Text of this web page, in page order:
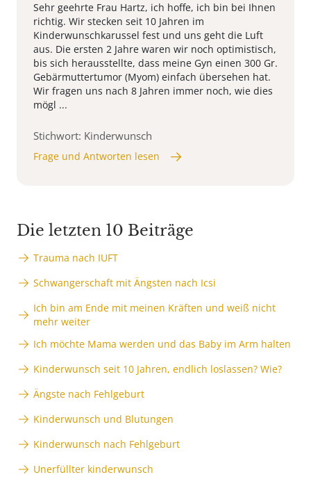
Sehr geehrte Frau Hartz, ich hoffe, ich bin bei Ihnen
richtig. Wir stecken seit 10 Jahren im
Kinderwunschkarussel fest und uns geht die Luft
aus. Die ersten 2 Jahre waren wir noch optimistisch,
bis sich herausstellte, dass meine Gyn einen 300 Gr.
Gebärmuttertumor (Myom) einfach übersehen hat.
Wir fragen uns nach 8 Jahren immer noch, wie dies
mögl ...
Stichwort: Kinderwunsch
Frage und Antworten lesen
Die letzten 10 Beiträge
Trauma nach IUFT
Schwangerschaft mit Ängsten nach Icsi
Ich bin am Ende mit meinen Kräften und weiß nicht
mehr weiter
Ich möchte Mama werden und das Baby im Arm halten
Kinderwunsch seit 10 Jahren, endlich loslassen? Wie?
Ängste nach Fehlgeburt
Kinderwunsch und Blutungen
Kinderwunsch nach Fehlgeburt
Unerfüllter kinderwunsch